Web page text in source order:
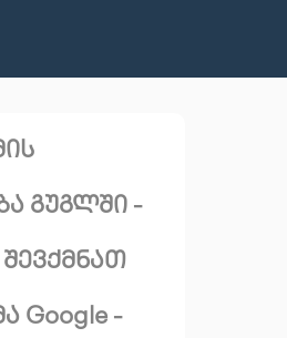
გუგლში -
Google -